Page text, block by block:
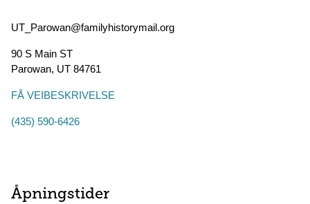
UT_Parowan@familyhistorymail.org
90 S Main ST
Parowan, UT 84761
FÅ VEIBESKRIVELSE
(435) 590-6426
Åpningstider